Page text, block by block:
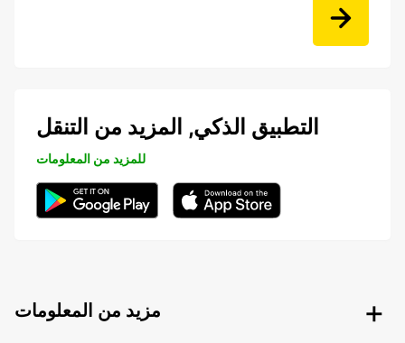
التطبيق الذكي, المزيد من التنقل
للمزيد من المعلومات
مزيد من المعلومات